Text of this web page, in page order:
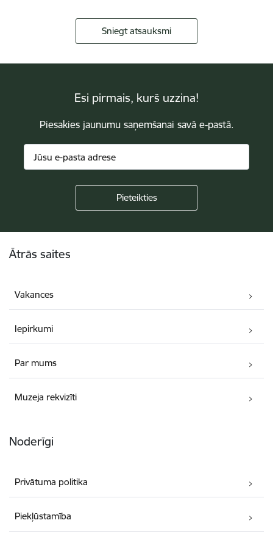
Sniegt atsauksmi
Esi pirmais, kurš uzzina!
Piesakies jaunumu saņemšanai savā e-pastā.
Ātrās saites
Vakances
Iepirkumi
Par mums
Muzeja rekvizīti
Noderīgi
Privātuma politika
Piekļūstamība